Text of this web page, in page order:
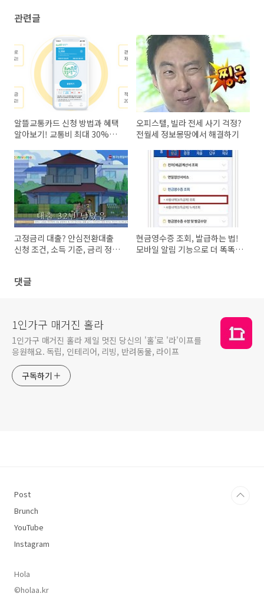
관련글
알뜰교통카드 신청 방법과 혜택
알아보기! 교통비 최대 30%할
오피스텔, 빌라 전세 사기 걱정?
전월세 정보몽땅에서 해결하기
고정금리 대출? 안심전환대출
신청 조건, 소득 기준, 금리 정리
현금영수증 조회, 발급하는 법!
모바일 알림 기능으로 더 똑똑하
댓글
1인가구 매거진 홀라
1인가구 매거진 홀라 제일 멋진 당신의 '홀'로 '라'이프를
응원해요. 독립, 인테리어, 리빙, 반려동물, 라이프
구독하기
Post
Brunch
YouTube
Instagram
Hola
©holaa.kr